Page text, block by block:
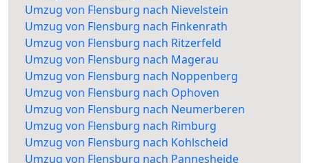
Umzug von Flensburg nach Nievelstein
Umzug von Flensburg nach Finkenrath
Umzug von Flensburg nach Ritzerfeld
Umzug von Flensburg nach Magerau
Umzug von Flensburg nach Noppenberg
Umzug von Flensburg nach Ophoven
Umzug von Flensburg nach Neumerberen
Umzug von Flensburg nach Rimburg
Umzug von Flensburg nach Kohlscheid
Umzug von Flensburg nach Pannesheide